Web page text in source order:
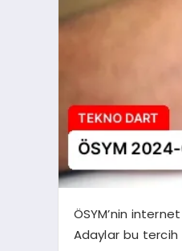
ÖSYM’nin
Adaylar bu tercih